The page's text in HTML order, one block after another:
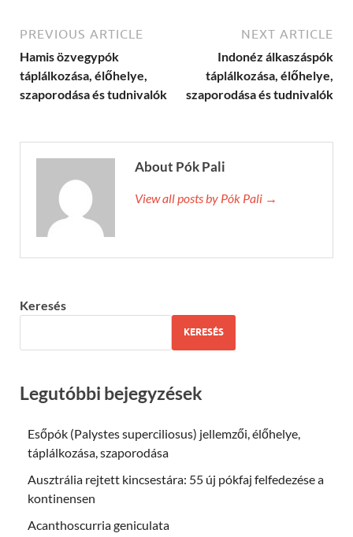
PREVIOUS ARTICLE
Hamis özvegypók
táplálkozása, élőhelye,
szaporodása és tudnivalók
NEXT ARTICLE
Indonéz álkaszáspók
táplálkozása, élőhelye,
szaporodása és tudnivalók
About Pók Pali
View all posts by Pók Pali →
Keresés
KERESÉS
Legutóbbi bejegyzések
Esőpók (Palystes superciliosus) jellemzői, élőhelye,
táplálkozása, szaporodása
Ausztrália rejtett kincsestára: 55 új pókfaj felfedezése a
kontinensen
Acanthoscurria geniculata